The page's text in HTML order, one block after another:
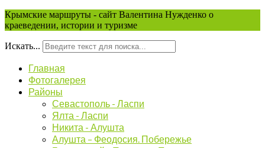
Крымские маршруты - сайт Валентина Нужденко о
краеведении, истории и туризме
Искать...
Главная
Фотогалерея
Районы
Севастополь - Ласпи
Ялта - Ласпи
Никита - Алушта
Алушта – Феодосия. Побережье